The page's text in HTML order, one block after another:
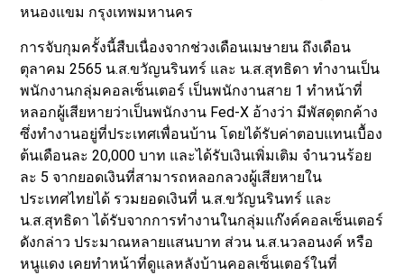
หนองแขม กรุงเทพมหานคร
การจับกุมครั้งนี้สืบเนื่องจากช่วงเดือนเมษายน ถึงเดือน
ตุลาคม 2565 น.ส.ขวัญนรินทร์ และ น.ส.สุทธิดา ทำงานเป็น
พนักงานกลุ่มคอลเซ็นเตอร์ เป็นพนักงานสาย 1 ทำหน้าที่
หลอกผู้เสียหายว่าเป็นพนักงาน Fed-X อ้างว่า มีพัสดุตกค้าง
ซึ่งทำงานอยู่ที่ประเทศเพื่อนบ้าน โดยได้รับค่าตอบแทนเบื้อง
ต้นเดือนละ 20,000 บาท และได้รับเงินเพิ่มเติม จำนวนร้อย
ละ 5 จากยอดเงินที่สามารถหลอกลวงผู้เสียหายใน
ประเทศไทยได้ รวมยอดเงินที่ น.ส.ขวัญนรินทร์ และ
น.ส.สุทธิดา ได้รับจากการทำงานในกลุ่มแก๊งค์คอลเซ็นเตอร์
ดังกล่าว ประมาณหลายแสนบาท ส่วน น.ส.นวลอนงค์ หรือ
หนูแดง เคยทำหน้าที่ดูแลหลังบ้านคอลเซ็นเตอร์ในที่